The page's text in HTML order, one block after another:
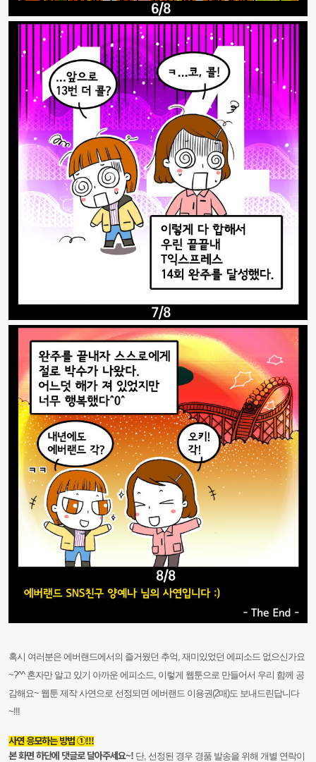
혹시 여러분은 에버랜드에서의 즐거웠던 추억, 재미있었던 에피소드 없으신가요
~?^^ 혼자만 알고 있기 아까운 에피소드, 이렇게 웹툰으로 만들어서 우리 함께 공
감해요~ 웹툰 제작 사연으로 선정되면 에버랜드 이용권(2매)도 보내드린답니다
~!!!
사연 응모하는 방법 ①!!!
본 화면 하단에 댓글로 달아주세요~! 단, 선정된 경우 경품 발송을 위해 개별 연락이